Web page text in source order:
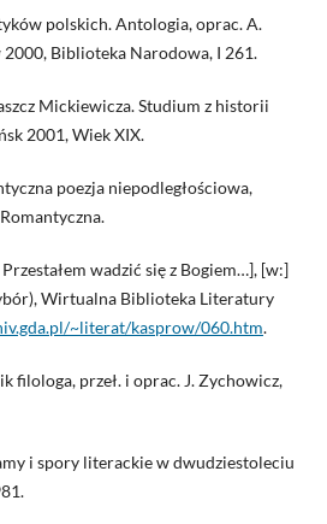
polskich. Antologia, oprac. A.
Biblioteka Narodowa, I 261.
Mickiewicza. Studium z historii
2001, Wiek XIX.
poezja niepodległościowa,
wadzić się z Bogiem…], [w:]
Wirtualna Biblioteka Literatury
~literat/kasprow/060.htm.
filologa, przeł. i oprac. J. Zychowicz,
i spory literackie w dwudziestoleciu